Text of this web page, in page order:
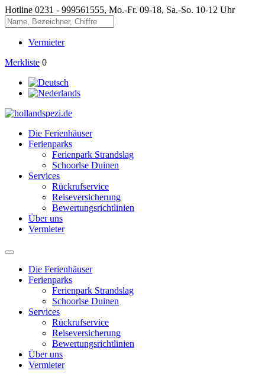
Hotline 0231 - 999561555, Mo.-Fr. 09-18, Sa.-So. 10-12 Uhr
Vermieter
Merkliste 0
Die Ferienhäuser
Ferienparks
Ferienpark Strandslag
Schoorlse Duinen
Services
Rückrufservice
Reiseversicherung
Bewertungsrichtlinien
Über uns
Vermieter
Die Ferienhäuser
Ferienparks
Ferienpark Strandslag
Schoorlse Duinen
Services
Rückrufservice
Reiseversicherung
Bewertungsrichtlinien
Über uns
Vermieter